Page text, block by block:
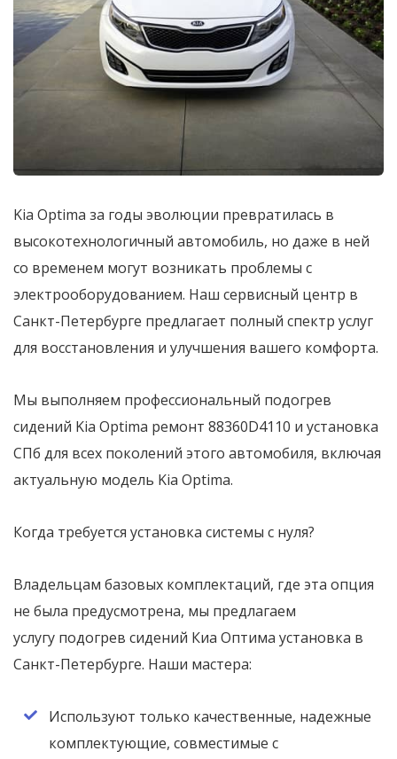
Kia Optima за годы эволюции превратилась в
высокотехнологичный автомобиль, но даже в ней
со временем могут возникать проблемы с
электрооборудованием. Наш сервисный центр в
Санкт-Петербурге предлагает полный спектр услуг
для восстановления и улучшения вашего комфорта.
Мы выполняем профессиональный подогрев
сидений Kia Optima ремонт 88360D4110 и установка
СПб для всех поколений этого автомобиля, включая
актуальную модель Kia Optima.
Когда требуется установка системы с нуля?
Владельцам базовых комплектаций, где эта опция
не была предусмотрена, мы предлагаем
услугу подогрев сидений Киа Оптима установка в
Санкт-Петербурге. Наши мастера:
Используют только качественные, надежные
комплектующие, совместимые с